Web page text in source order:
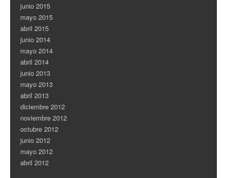
junio 2015
mayo 2015
abril 2015
junio 2014
mayo 2014
abril 2014
junio 2013
mayo 2013
abril 2013
diciembre 2012
noviembre 2012
octubre 2012
junio 2012
mayo 2012
abril 2012